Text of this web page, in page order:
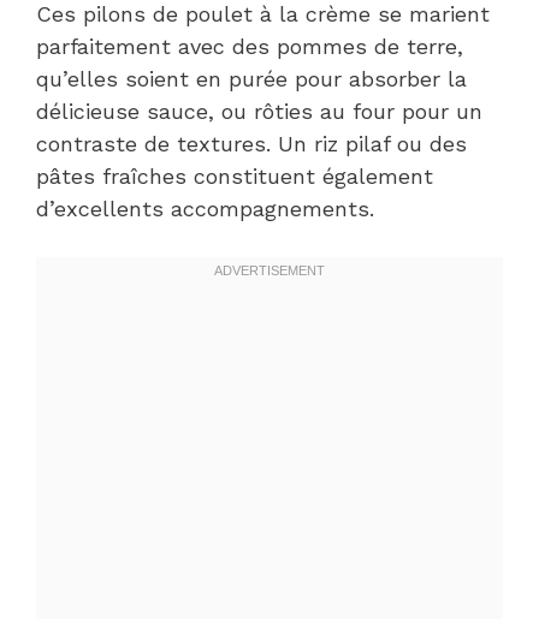
Ces pilons de poulet à la crème se marient
parfaitement avec des pommes de terre,
qu’elles soient en purée pour absorber la
délicieuse sauce, ou rôties au four pour un
contraste de textures. Un riz pilaf ou des
pâtes fraîches constituent également
d’excellents accompagnements.